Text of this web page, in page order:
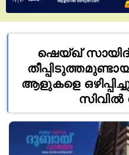
ഷെയ്ഖ്
ആളുകളെ